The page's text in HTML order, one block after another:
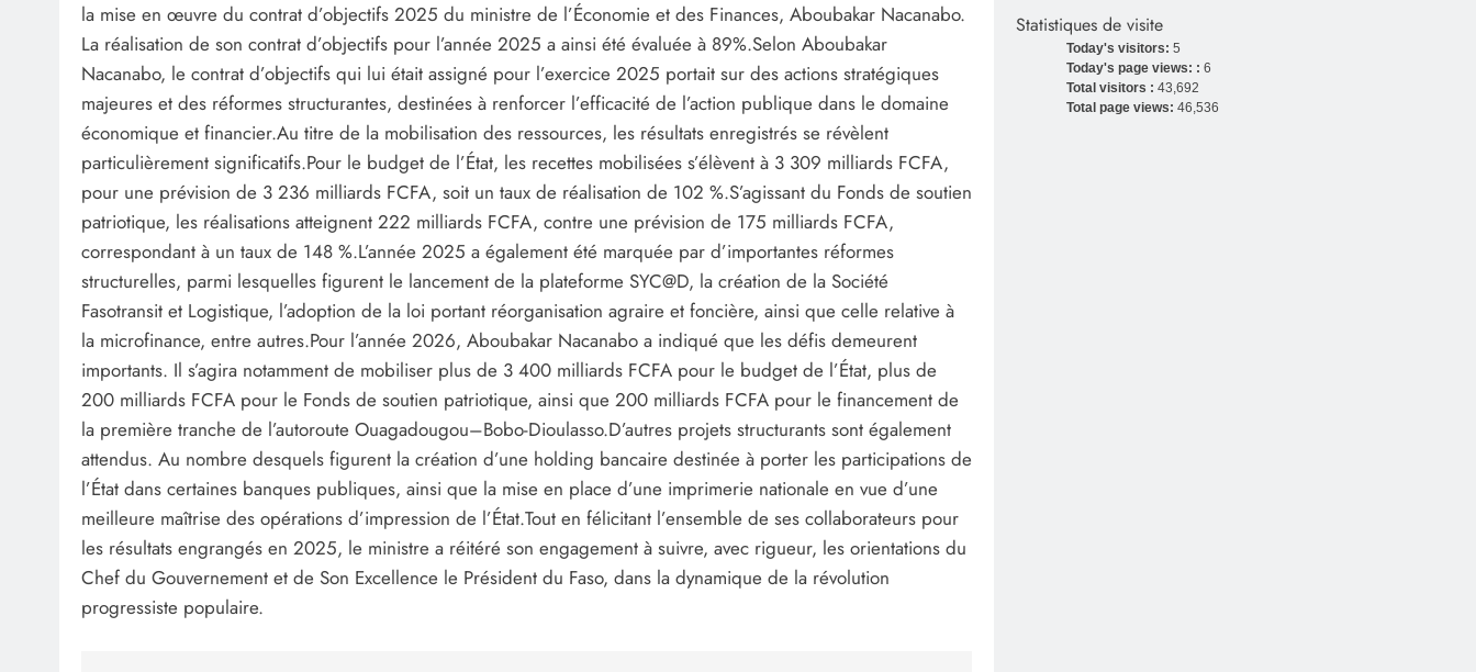
la mise en œuvre du contrat d’objectifs 2025 du ministre de l’Économie et des Finances, Aboubakar Nacanabo.
La réalisation de son contrat d’objectifs pour l’année 2025 a ainsi été évaluée à 89%.‎‎Selon Aboubakar
Nacanabo, le contrat d’objectifs qui lui était assigné pour l’exercice 2025 portait sur des actions stratégiques
majeures et des réformes structurantes, destinées à renforcer l’efficacité de l’action publique dans le domaine
économique et financier.‎‎Au titre de la mobilisation des ressources, les résultats enregistrés se révèlent
particulièrement significatifs.‎Pour le budget de l’État, les recettes mobilisées s’élèvent à 3 309 milliards FCFA,
pour une prévision de 3 236 milliards FCFA, soit un taux de réalisation de 102 %.‎S’agissant du Fonds de soutien
patriotique, les réalisations atteignent 222 milliards FCFA, contre une prévision de 175 milliards FCFA,
correspondant à un taux de 148 %.‎‎L’année 2025 a également été marquée par d’importantes réformes
structurelles, parmi lesquelles figurent le lancement de la plateforme SYC@D, la création de la Société
Fasotransit et Logistique, l’adoption de la loi portant réorganisation agraire et foncière, ainsi que celle relative à
la microfinance, entre autres.‎‎Pour l’année 2026, Aboubakar Nacanabo a indiqué que les défis demeurent
importants. Il s’agira notamment de mobiliser plus de 3 400 milliards FCFA pour le budget de l’État, plus de
200 milliards FCFA pour le Fonds de soutien patriotique, ainsi que 200 milliards FCFA pour le financement de
la première tranche de l’autoroute Ouagadougou–Bobo-Dioulasso.‎‎D’autres projets structurants sont également
attendus. Au nombre desquels figurent la création d’une holding bancaire destinée à porter les participations de
l’État dans certaines banques publiques, ainsi que la mise en place d’une imprimerie nationale en vue d’une
meilleure maîtrise des opérations d’impression de l’État.‎‎Tout en félicitant l’ensemble de ses collaborateurs pour
les résultats engrangés en 2025, le ministre a réitéré son engagement à suivre, avec rigueur, les orientations du
Chef du Gouvernement et de Son Excellence le Président du Faso, dans la dynamique de la révolution
progressiste populaire.‎‎
Statistiques de visite
Today's visitors:5
Today's page views: :6
Total visitors :43,692
Total page views:46,536